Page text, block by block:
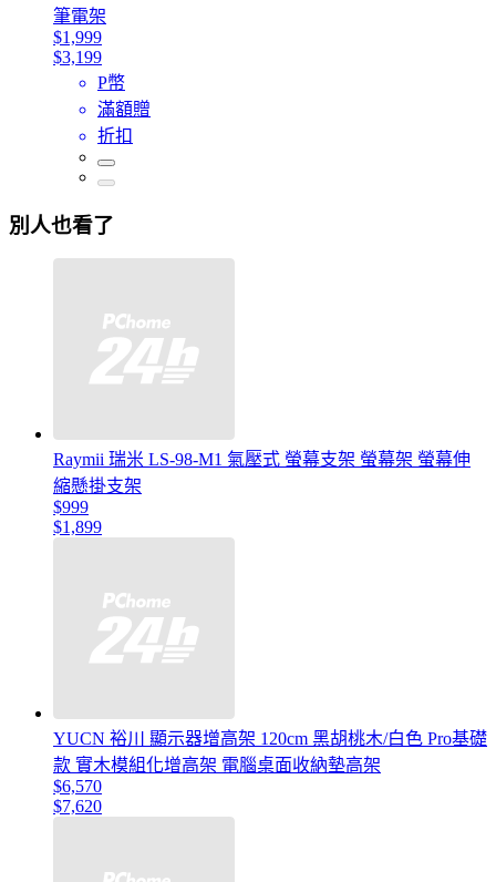
筆電架
$1,999
$3,199
P幣
滿額贈
折扣
別人也看了
Raymii 瑞米 LS-98-M1 氣壓式 螢幕支架 螢幕架 螢幕伸
縮懸掛支架
$999
$1,899
YUCN 裕川 顯示器增高架 120cm 黑胡桃木/白色 Pro基礎
款 實木模組化增高架 電腦桌面收納墊高架
$6,570
$7,620